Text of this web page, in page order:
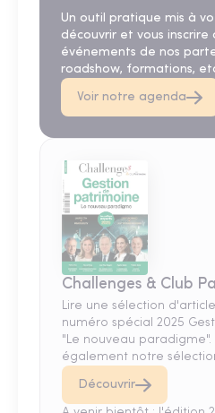
Un outil pratique mis à
découvrir et vous inscrire
événements de nos
roadshow, formations,
Voir notre agenda
Challenges & Club
Lire une sélection
numéro spécial 2025
"Le nouveau paradigme".
également notre
Découvrir